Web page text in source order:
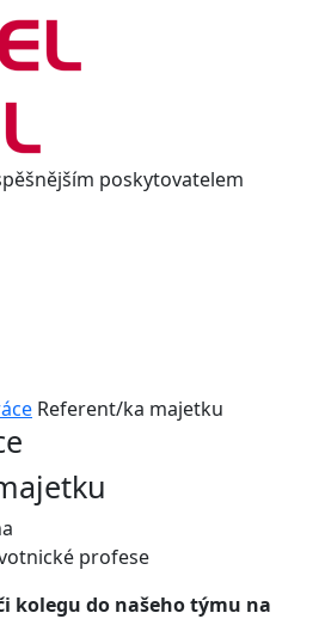
poskytovatelem
Referent/ka majetku
profese
kolegu do našeho týmu na